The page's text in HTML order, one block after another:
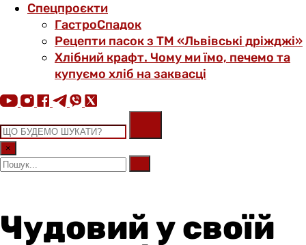
Спецпроєкти
ГастроСпадок
Рецепти пасок з ТМ «Львівські дріжджі»
Хлібний крафт. Чому ми їмо, печемо та
купуємо хліб на заквасці
×
Чудовий у своїй